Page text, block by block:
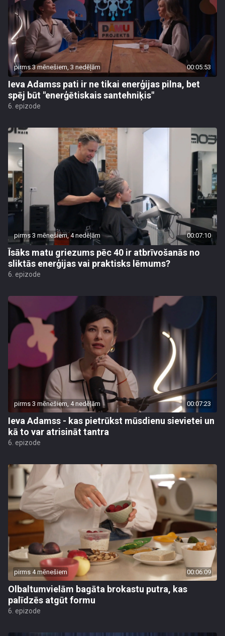
pirms 3 mēnešiem, 3 nedēļām 00:05:53
Ieva Adamss pati ir ne tikai enerģijas pilna, bet
spēj būt "enerģētiskais santehniķis"
6. epizode
pirms 3 mēnešiem, 4 nedēļām 00:07:10
Īsāks matu griezums pēc 40 ir atbrīvošanās no
sliktās enerģijas vai praktisks lēmums?
6. epizode
pirms 3 mēnešiem, 4 nedēļām 00:07:23
Ieva Adamss - kas pietrūkst mūsdienu sievietei un
kā to var atrisināt tantra
6. epizode
pirms 4 mēnešiem 00:06:09
Olbaltumvielām bagāta brokastu putra, kas
palīdzēs atgūt formu
6. epizode